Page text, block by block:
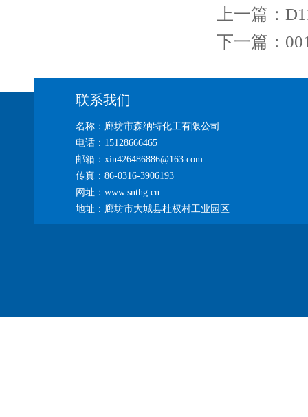
上一篇：
下一篇：
联系我们
名称：廊坊市森纳特化工有限公司
电话：15128666465
邮箱：xin426486886@163.com
传真：86-0316-3906193
网址：www.snthg.cn
地址：廊坊市大城县杜权村工业园区